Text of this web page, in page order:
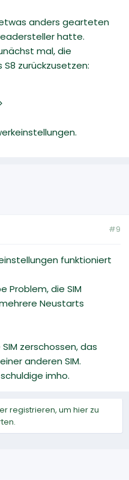
anders gearteten
hatte.
mal, die
zurückzusetzen:
#9
funktioniert
Problem, die SIM
Neustarts
zerschossen, das
anderen SIM.
imho.
registrieren, um hier zu